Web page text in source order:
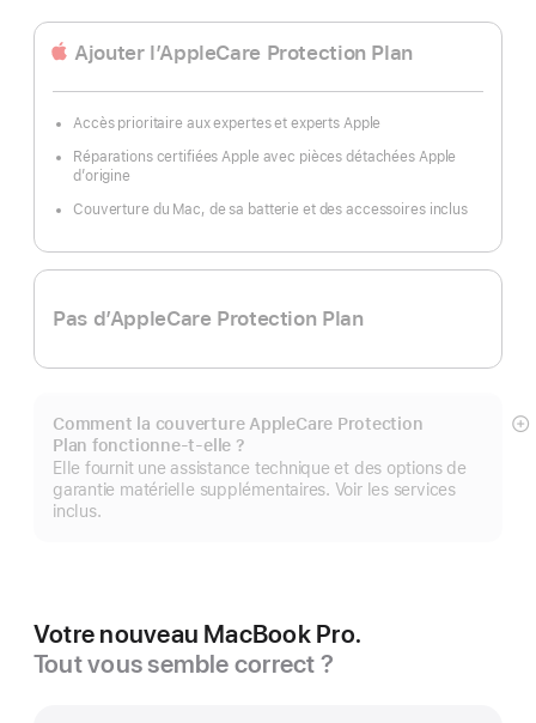
Ajouter l’AppleCare Protection Plan
Accès prioritaire aux expertes et experts Apple
Réparations certifiées Apple avec pièces détachées Apple
d’origine
Couverture du Mac, de sa batterie et des accessoires inclus
Pas d’AppleCare Protection Plan
Comment la couverture AppleCare Protection
Plan fonctionne-t-elle ?
Elle fournit une assistance technique et des options de
garantie matérielle supplémentaires. Voir les services
inclus.
Votre nouveau MacBook Pro.
Tout vous semble correct ?